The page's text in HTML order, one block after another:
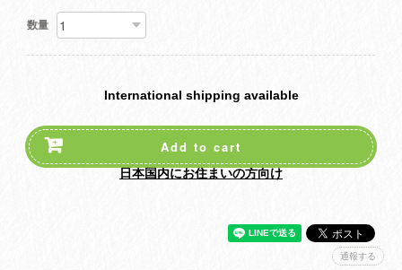
数量
International shipping available
Add to cart
日本国内にお住まいの方向け
通報する